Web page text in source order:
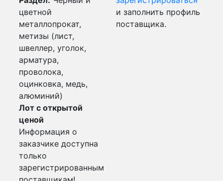
цветной
металлопрокат,
метизы (лист,
швеллер, уголок,
арматура,
проволока,
оцинковка, медь,
алюминий)
Лот с открытой
ценой
Информация о
заказчике доступна
только
зарегистрированным
и заполнить профиль
поставщика.